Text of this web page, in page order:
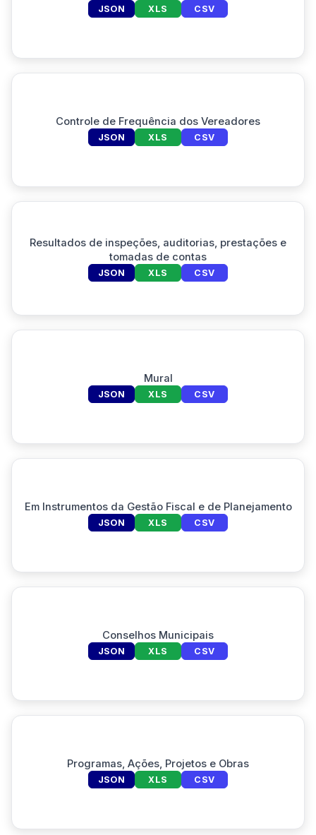
JSON XLS CSV
Controle de Frequência dos Vereadores
JSON XLS CSV
Resultados de inspeções, auditorias, prestações e
tomadas de contas
JSON XLS CSV
Mural
JSON XLS CSV
Em Instrumentos da Gestão Fiscal e de Planejamento
JSON XLS CSV
Conselhos Municipais
JSON XLS CSV
Programas, Ações, Projetos e Obras
JSON XLS CSV